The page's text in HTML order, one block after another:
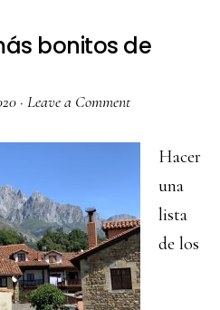
bonitos de
· Leave a Comment
Hacer
una
lista
de los